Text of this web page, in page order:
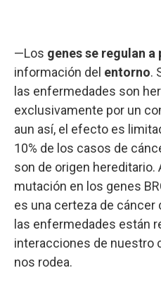
—Los genes se regulan
información del entorno.
las enfermedades son
exclusivamente por un
aun así, el efecto es
10% de los casos de
son de origen hereditario.
mutación en los genes
es una certeza de cáncer
las enfermedades están
interacciones de nuestro
nos rodea.